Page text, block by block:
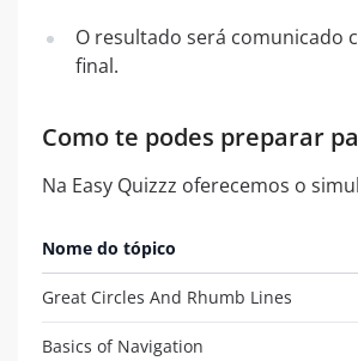
O resultado será comunicado
final.
Como te podes preparar
Na Easy Quizzz oferecemos o
Nome do tópico
Great Circles And Rhumb Lines
Basics of Navigation